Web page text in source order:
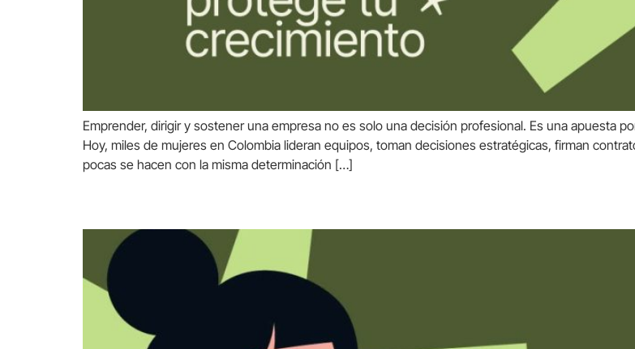
Emprender, dirigir y sostener una empresa no es solo una decisión profesional. Es una apuesta
Hoy, miles de mujeres en Colombia lideran equipos, toman decisiones estratégicas, firman
pocas se hacen con la misma determinación […]